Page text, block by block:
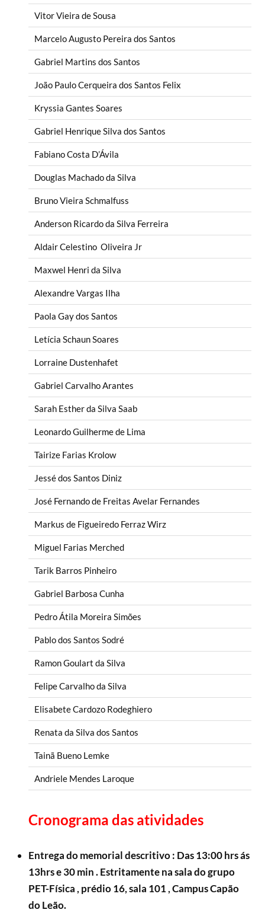
Vitor Vieira de Sousa
Marcelo Augusto Pereira dos Santos
Gabriel Martins dos Santos
João Paulo Cerqueira dos Santos Felix
Kryssia Gantes Soares
Gabriel Henrique Silva dos Santos
Fabiano Costa D’Ávila
Douglas Machado da Silva
Bruno Vieira Schmalfuss
Anderson Ricardo da Silva Ferreira
Aldair Celestino Oliveira Jr
Maxwel Henri da Silva
Alexandre Vargas Ilha
Paola Gay dos Santos
Letícia Schaun Soares
Lorraine Dustenhafet
Gabriel Carvalho Arantes
Sarah Esther da Silva Saab
Leonardo Guilherme de Lima
Tairize Farias Krolow
Jessé dos Santos Diniz
José Fernando de Freitas Avelar Fernandes
Markus de Figueiredo Ferraz Wirz
Miguel Farias Merched
Tarik Barros Pinheiro
Gabriel Barbosa Cunha
Pedro Átila Moreira Simões
Pablo dos Santos Sodré
Ramon Goulart da Silva
Felipe Carvalho da Silva
Elisabete Cardozo Rodeghiero
Renata da Silva dos Santos
Tainã Bueno Lemke
Andriele Mendes Laroque
Cronograma das atividades
Entrega do memorial descritivo : Das 13:00 hrs ás
13hrs e 30 min . Estritamente na sala do grupo
PET-Física , prédio 16, sala 101 ,Campus Capão
do Leão.